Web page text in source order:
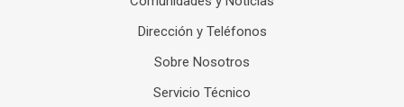
Dirección y Teléfonos
Sobre Nosotros
Servicio Técnico